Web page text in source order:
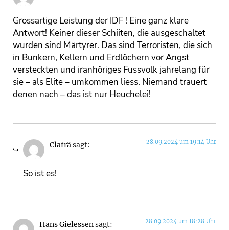
Grossartige Leistung der IDF ! Eine ganz klare
Antwort! Keiner dieser Schiiten, die ausgeschaltet
wurden sind Märtyrer. Das sind Terroristen, die sich
in Bunkern, Kellern und Erdlöchern vor Angst
versteckten und iranhöriges Fussvolk jahrelang für
sie – als Elite – umkommen liess. Niemand trauert
denen nach – das ist nur Heuchelei!
Clafräsagt: 28.09.2024 um 19:14 Uhr
So ist es!
Hans Gielessensagt: 28.09.2024 um 18:28 Uhr